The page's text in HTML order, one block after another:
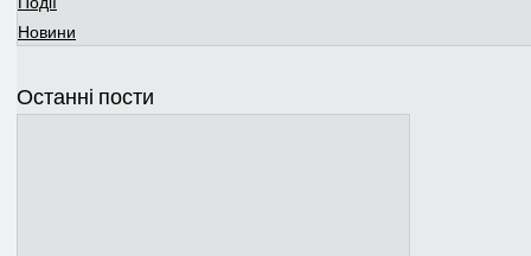
Новини
Останні пости